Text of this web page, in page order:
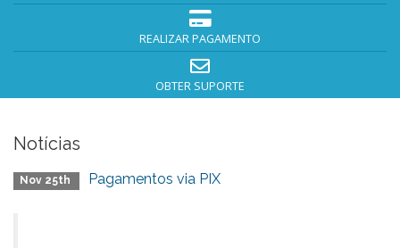
REALIZAR PAGAMENTO
OBTER SUPORTE
Notícias
Nov 25th Pagamentos via PIX